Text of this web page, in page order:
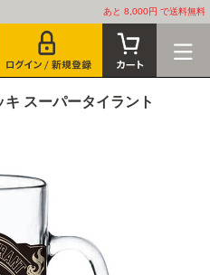
あと 8,000円 で送料無料
スーパータイラント